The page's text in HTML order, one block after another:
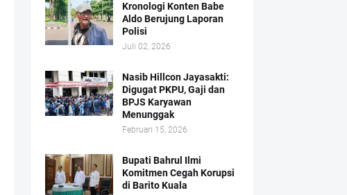
Kronologi Konten Babe
Aldo Berujung Laporan
Polisi
Juli 02, 2026
Nasib Hillcon Jayasakti:
Digugat PKPU, Gaji dan
BPJS Karyawan
Menunggak
Februari 15, 2026
Bupati Bahrul Ilmi
Komitmen Cegah Korupsi
di Barito Kuala